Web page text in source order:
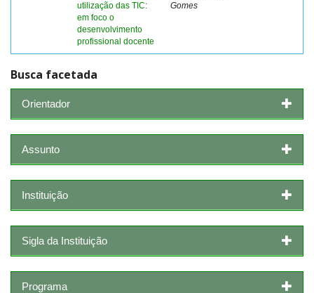
utilização das TIC:
em foco o
desenvolvimento
profissional docente
Gomes
Busca facetada
Orientador
Assunto
Instituição
Sigla da Instituição
Programa